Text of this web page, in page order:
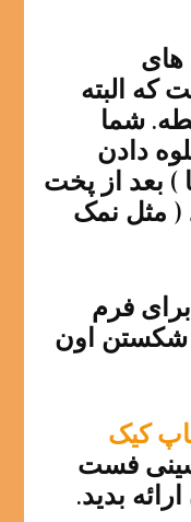
های
که البته
شما
دادن
) بعد از پخت
( مثل نمک
فرم
شکستن اون
کیک
فست
بدید.